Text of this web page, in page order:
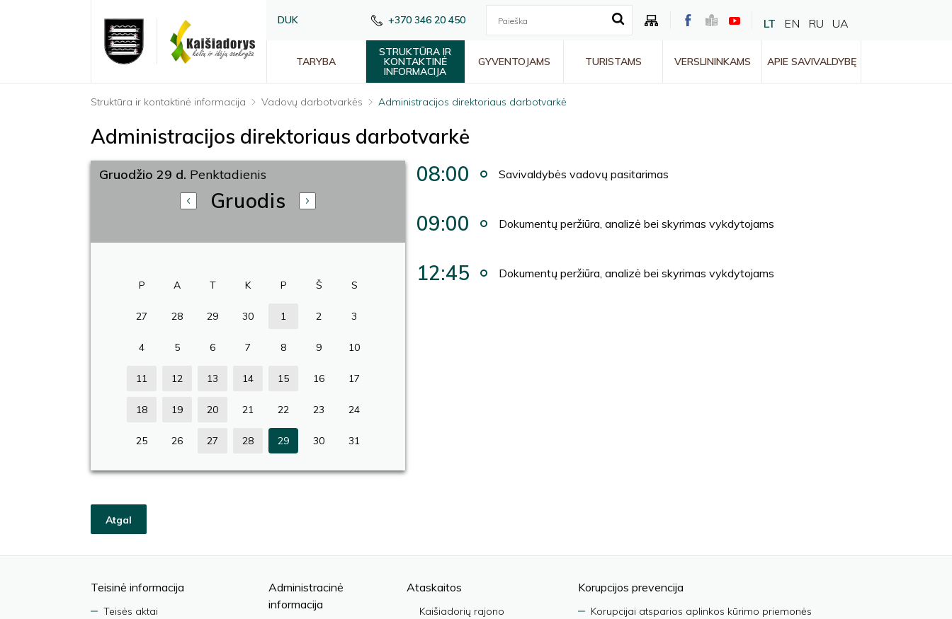
DUK +370 346 20 450 LT EN RU UA
TARYBA
STRUKTŪRA IR
KONTAKTINĖ
INFORMACIJA
GYVENTOJAMS TURISTAMS VERSLININKAMS APIE SAVIVALDYBĘ
Struktūra ir kontaktinė informacija Vadovų darbotvarkės Administracijos direktoriaus darbotvarkė
Administracijos direktoriaus darbotvarkė
Gruodžio 29 d. Penktadienis
Gruodis
P A T K P Š S
27 28 29 30 1 2 3
4 5 6 7 8 9 10
11 12 13 14 15 16 17
18 19 20 21 22 23 24
25 26 27 28 29 30 31
08:00 Savivaldybės vadovų pasitarimas
09:00 Dokumentų peržiūra, analizė bei skyrimas vykdytojams
12:45 Dokumentų peržiūra, analizė bei skyrimas vykdytojams
Atgal
Teisinė informacija
Teisės aktai
Administracinė
informacija
Ataskaitos
Kaišiadorių rajono
Korupcijos prevencija
Korupcijai atsparios aplinkos kūrimo priemonės